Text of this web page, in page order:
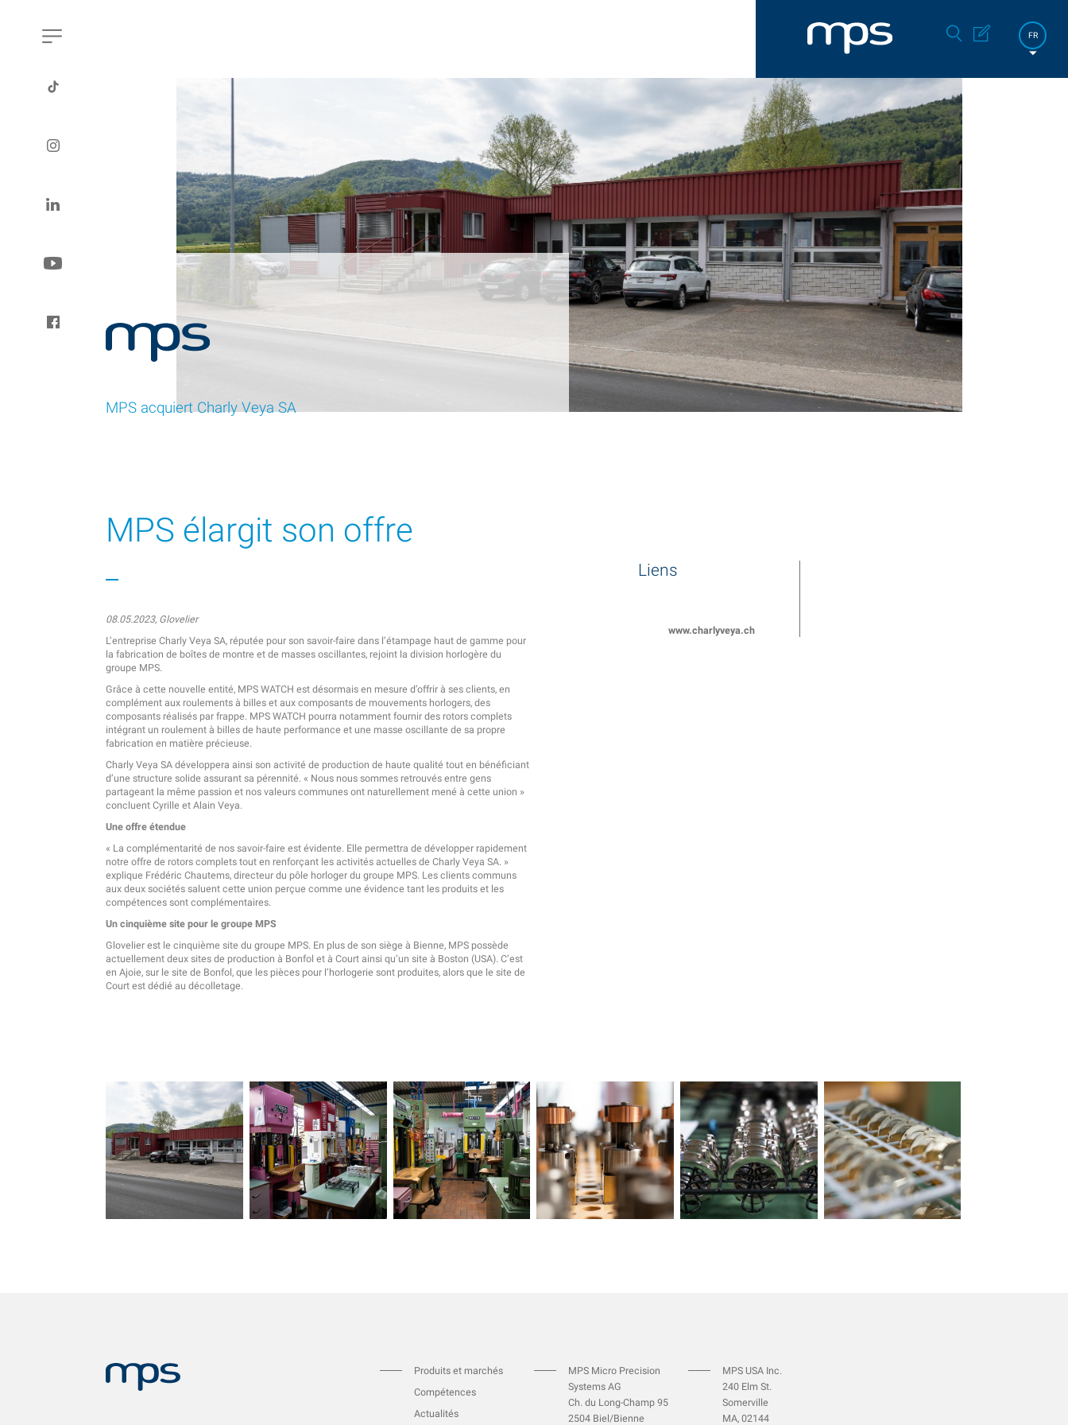
FR
MPS acquiert Charly Veya SA
MPS élargit son offre
08.05.2023, Glovelier
L’entreprise Charly Veya SA, réputée pour son savoir-faire dans l’étampage haut de gamme pour
la fabrication de boîtes de montre et de masses oscillantes, rejoint la division horlogère du
groupe MPS.
Grâce à cette nouvelle entité, MPS WATCH est désormais en mesure d’offrir à ses clients, en
complément aux roulements à billes et aux composants de mouvements horlogers, des
composants réalisés par frappe. MPS WATCH pourra notamment fournir des rotors complets
intégrant un roulement à billes de haute performance et une masse oscillante de sa propre
fabrication en matière précieuse.
Charly Veya SA développera ainsi son activité de production de haute qualité tout en bénéficiant
d’une structure solide assurant sa pérennité. « Nous nous sommes retrouvés entre gens
partageant la même passion et nos valeurs communes ont naturellement mené à cette union »
concluent Cyrille et Alain Veya.
Une offre étendue
« La complémentarité de nos savoir-faire est évidente. Elle permettra de développer rapidement
notre offre de rotors complets tout en renforçant les activités actuelles de Charly Veya SA. »
explique Frédéric Chautems, directeur du pôle horloger du groupe MPS. Les clients communs
aux deux sociétés saluent cette union perçue comme une évidence tant les produits et les
compétences sont complémentaires.
Un cinquième site pour le groupe MPS
Glovelier est le cinquième site du groupe MPS. En plus de son siège à Bienne, MPS possède
actuellement deux sites de production à Bonfol et à Court ainsi qu’un site à Boston (USA). C’est
en Ajoie, sur le site de Bonfol, que les pièces pour l’horlogerie sont produites, alors que le site de
Court est dédié au décolletage.
Liens
www.charlyveya.ch
Produits et marchés
Compétences
Actualités
MPS Micro Precision
Systems AG
Ch. du Long-Champ 95
2504 Biel/Bienne
MPS USA Inc.
240 Elm St.
Somerville
MA, 02144